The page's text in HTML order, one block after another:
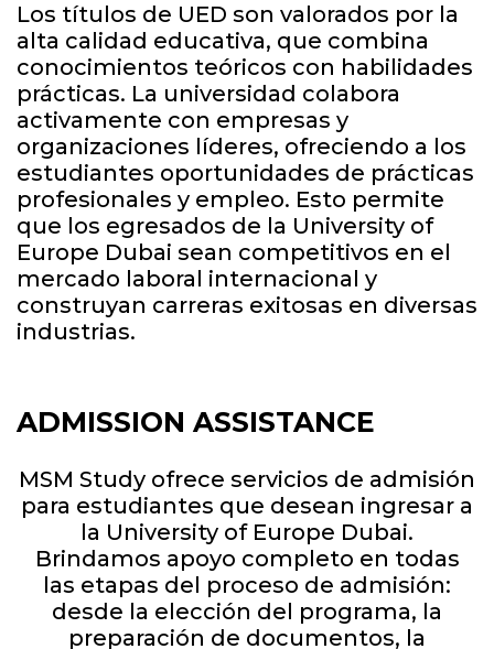
Los títulos de UED son valorados por la
alta calidad educativa, que combina
conocimientos teóricos con habilidades
prácticas. La universidad colabora
activamente con empresas y
organizaciones líderes, ofreciendo a los
estudiantes oportunidades de prácticas
profesionales y empleo. Esto permite
que los egresados de la University of
Europe Dubai sean competitivos en el
mercado laboral internacional y
construyan carreras exitosas en diversas
industrias.
ADMISSION ASSISTANCE
MSM Study ofrece servicios de admisión
para estudiantes que desean ingresar a
la University of Europe Dubai.
Brindamos apoyo completo en todas
las etapas del proceso de admisión:
desde la elección del programa, la
preparación de documentos, la